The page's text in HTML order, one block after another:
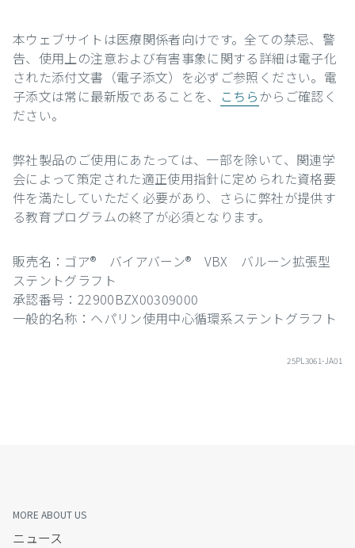
本ウェブサイトは医療関係者向けです。全ての禁忌、警
告、使用上の注意および有害事象に関する詳細は電子化
された添付文書（電子添文）を必ずご参照ください。電
子添文は常に最新版であることを、
こちらからご確認く
ださい。
弊社製品のご使用にあたっては、一部を除いて、関連学
会によって策定された適正使用指針に定められた資格要
件を満たしていただく必要があり、さらに弊社が提供す
る教育プログラムの終了が必須となります。
販売名：ゴア® バイアバーン® VBX バルーン拡張型
ステントグラフト
承認番号：22900BZX00309000
一般的名称：ヘパリン使用中心循環系ステントグラフト
25PL3061-JA01
MORE ABOUT US
ニュース